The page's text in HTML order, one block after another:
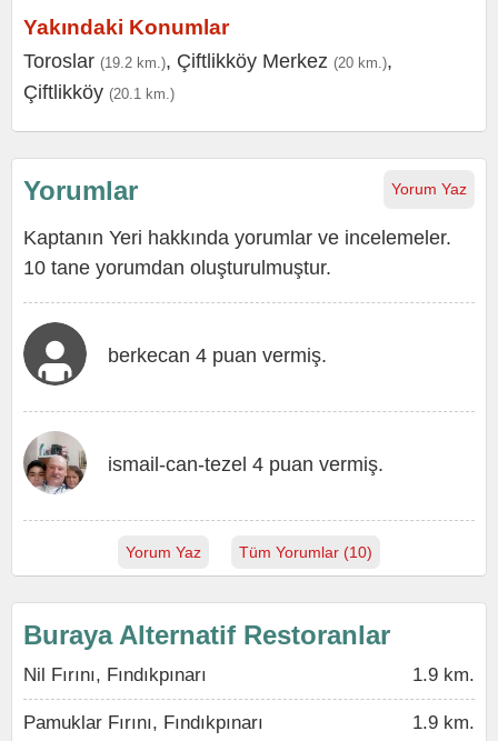
Yakındaki Konumlar
Toroslar (19.2 km.), Çiftlikköy Merkez (20 km.),
Çiftlikköy (20.1 km.)
Yorum Yaz
Yorumlar
Kaptanın Yeri hakkında yorumlar ve incelemeler.
10 tane yorumdan oluşturulmuştur.
berkecan 4 puan vermiş.
ismail-can-tezel 4 puan vermiş.
Yorum Yaz Tüm Yorumlar (10)
Buraya Alternatif Restoranlar
Nil Fırını, Fındıkpınarı 1.9 km.
Pamuklar Fırını, Fındıkpınarı 1.9 km.